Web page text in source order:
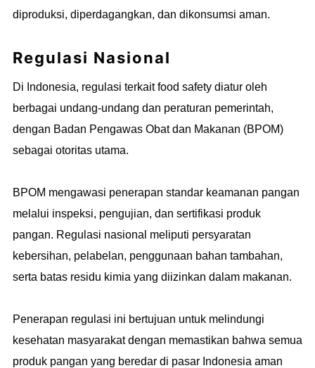
diproduksi, diperdagangkan, dan dikonsumsi aman.
Regulasi Nasional
Di Indonesia, regulasi terkait food safety diatur oleh
berbagai undang-undang dan peraturan pemerintah,
dengan Badan Pengawas Obat dan Makanan (BPOM)
sebagai otoritas utama.
BPOM mengawasi penerapan standar keamanan pangan
melalui inspeksi, pengujian, dan sertifikasi produk
pangan. Regulasi nasional meliputi persyaratan
kebersihan, pelabelan, penggunaan bahan tambahan,
serta batas residu kimia yang diizinkan dalam makanan.
Penerapan regulasi ini bertujuan untuk melindungi
kesehatan masyarakat dengan memastikan bahwa semua
produk pangan yang beredar di pasar Indonesia aman